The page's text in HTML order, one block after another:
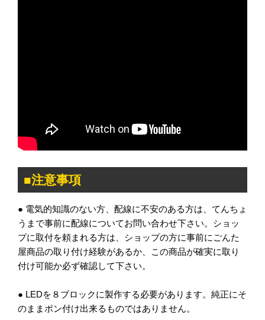
■注意事項
● 電気的知識のない方、配線に不安のある方は、てんちょ
うまで事前に配線についてお問い合わせ下さい。ショッ
プに取付を頼まれる方は、ショップの方に事前にごんた
屋商品の取り付け経験があるか、この商品が確実に取り
付け可能か必ず確認して下さい。
● LEDを８ブロックに製作する必要があります。純正にそ
のままポン付け出来るものではありません。